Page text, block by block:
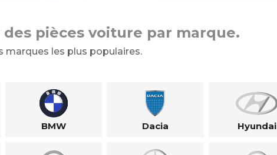
pièces voiture par marque.
marques les plus populaires.
BMW Dacia Hyundai